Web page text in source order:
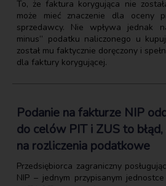
To, że faktura korygująca nie
może mieć znaczenie dla oceny
sprzedawcy. Nie wpływa jednak
minus” podatku naliczonego u
został mu faktycznie doręczony i
dla faktury korygującej.
Podanie na fakturze NIP
do celów PIT i ZUS to
na rozliczenia podatkowe
Przedsiębiorca zagraniczny
NIP – jednym przypisanym